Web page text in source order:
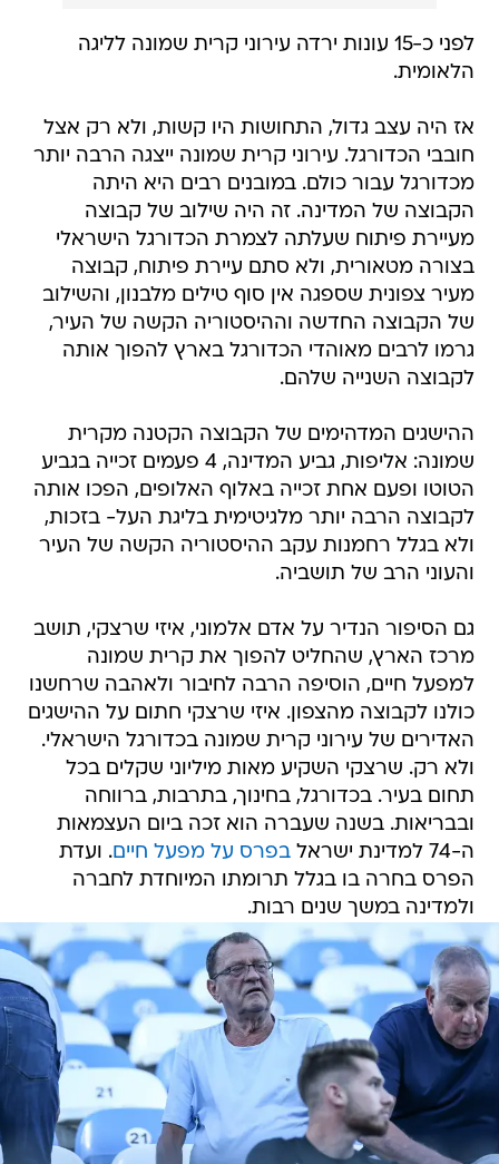
לפני כ-15 עונות ירדה עירוני קרית שמונה לליגה
הלאומית.
אז היה עצב גדול, התחושות היו קשות, ולא רק אצל
חובבי הכדורגל. עירוני קרית שמונה ייצגה הרבה יותר
מכדורגל עבור כולם. במובנים רבים היא היתה
הקבוצה של המדינה. זה היה שילוב של קבוצה
מעיירת פיתוח שעלתה לצמרת הכדורגל הישראלי
בצורה מטאורית, ולא סתם עיירת פיתוח, קבוצה
מעיר צפונית שספגה אין סוף טילים מלבנון, והשילוב
של הקבוצה החדשה וההיסטוריה הקשה של העיר,
גרמו לרבים מאוהדי הכדורגל בארץ להפוך אותה
לקבוצה השנייה שלהם.
ההישגים המדהימים של הקבוצה הקטנה מקרית
שמונה: אליפות, גביע המדינה, 4 פעמים זכייה בגביע
הטוטו ופעם אחת זכייה באלוף האלופים, הפכו אותה
לקבוצה הרבה יותר מלגיטימית בליגת העל- בזכות,
ולא בגלל רחמנות עקב ההיסטוריה הקשה של העיר
והעוני הרב של תושביה.
גם הסיפור הנדיר על אדם אלמוני, איזי שרצקי, תושב
מרכז הארץ, שהחליט להפוך את קרית שמונה
למפעל חיים, הוסיפה הרבה לחיבור ולאהבה שרחשנו
כולנו לקבוצה מהצפון. איזי שרצקי חתום על ההישגים
האדירים של עירוני קרית שמונה בכדורגל הישראלי.
ולא רק. שרצקי השקיע מאות מיליוני שקלים בכל
תחום בעיר. בכדורגל, בחינוך, בתרבות, ברווחה
ובבריאות. בשנה שעברה הוא זכה ביום העצמאות
ה-74 למדינת ישראל
בפרס על מפעל חיים. ועדת
הפרס בחרה בו בגלל תרומתו המיוחדת לחברה
ולמדינה במשך שנים רבות.